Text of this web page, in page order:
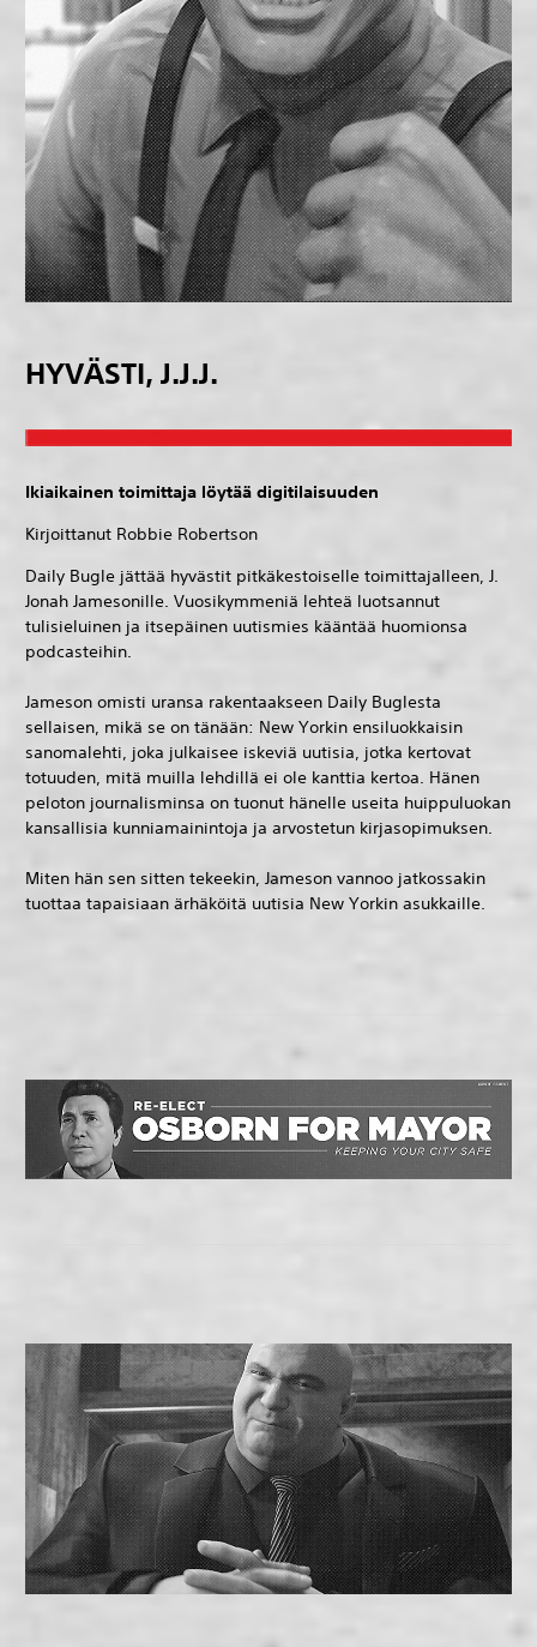
HYVÄSTI, J.J.J.
Ikiaikainen toimittaja löytää digitilaisuuden
Kirjoittanut Robbie Robertson
Daily Bugle jättää hyvästit pitkäkestoiselle toimittajalleen, J.
Jonah Jamesonille. Vuosikymmeniä lehteä luotsannut
tulisieluinen ja itsepäinen uutismies kääntää huomionsa
podcasteihin.
Jameson omisti uransa rakentaakseen Daily Buglesta
sellaisen, mikä se on tänään: New Yorkin ensiluokkaisin
sanomalehti, joka julkaisee iskeviä uutisia, jotka kertovat
totuuden, mitä muilla lehdillä ei ole kanttia kertoa. Hänen
peloton journalisminsa on tuonut hänelle useita huippuluokan
kansallisia kunniamainintoja ja arvostetun kirjasopimuksen.
Miten hän sen sitten tekeekin, Jameson vannoo jatkossakin
tuottaa tapaisiaan ärhäköitä uutisia New Yorkin asukkaille.